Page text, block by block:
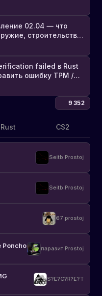
02.04 — что
строительство,
и Farming 2.5
failed в Rust
ошибку TPM /
9 352
Rust CS2
Seitb Prostoj
Seitb Prostoj
67 prostoj
Poncho паразит Prostoj
S?E?C?R?E?T